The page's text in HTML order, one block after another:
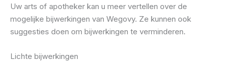
Uw arts of apotheker kan u meer vertellen over de
mogelijke bijwerkingen van Wegovy. Ze kunnen ook
suggesties doen om bijwerkingen te verminderen.
Lichte bijwerkingen